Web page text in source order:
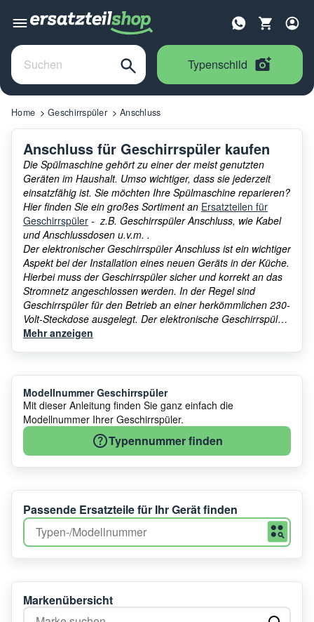
Typenschild
Home Geschirrspüler Anschluss
Anschluss für Geschirrspüler kaufen
Die Spülmaschine gehört zu einer der meist genutzten
Geräten im Haushalt. Umso wichtiger, dass sie jederzeit
einsatzfähig ist. Sie möchten Ihre Spülmaschine reparieren?
Hier finden Sie ein großes Sortiment an Ersatzteilen für
Geschirrspüler - z.B. Geschirrspüler Anschluss, wie Kabel
und Anschlussdosen u.v.m. .
Der elektronischer Geschirrspüler Anschluss ist ein wichtiger
Aspekt bei der Installation eines neuen Geräts in der Küche.
Hierbei muss der Geschirrspüler sicher und korrekt an das
Stromnetz angeschlossen werden. In der Regel sind
Geschirrspüler für den Betrieb an einer herkömmlichen 230-
Volt-Steckdose ausgelegt. Der elektronische Geschirrspüler
Anschluss sollte stets nach den geltenden
gewährleisten.
Mehr anzeigen
Modellnummer Geschirrspüler
Mit dieser Anleitung finden Sie ganz einfach die
Modellnummer Ihrer Geschirrspüler.
Typennummer finden
Passende Ersatzteile für Ihr Gerät finden
Markenübersicht
Marke suchen